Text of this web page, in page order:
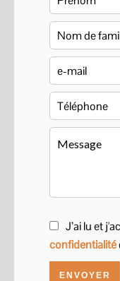
J’ai lu et
confidentialité
ENVOYER